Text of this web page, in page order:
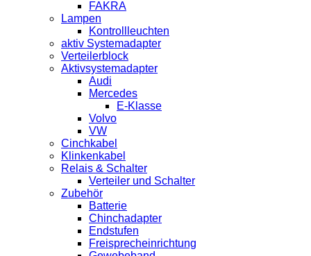
FAKRA
Lampen
Kontrollleuchten
aktiv Systemadapter
Verteilerblock
Aktivsystemadapter
Audi
Mercedes
E-Klasse
Volvo
VW
Cinchkabel
Klinkenkabel
Relais & Schalter
Verteiler und Schalter
Zubehör
Batterie
Chinchadapter
Endstufen
Freisprecheinrichtung